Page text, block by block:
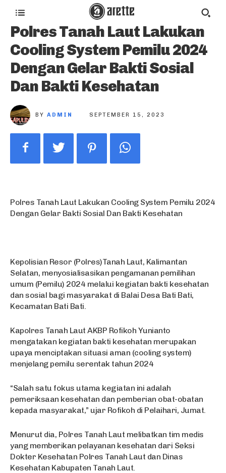
Polres Tanah Laut Lakukan
Cooling System Pemilu 2024
Dengan Gelar Bakti Sosial
Dan Bakti Kesehatan
BY ADMIN SEPTEMBER 15, 2023
Polres Tanah Laut Lakukan Cooling System Pemilu 2024
Dengan Gelar Bakti Sosial Dan Bakti Kesehatan
Kepolisian Resor (Polres)Tanah Laut, Kalimantan
Selatan, menyosialisasikan pengamanan pemilihan
umum (Pemilu) 2024 melalui kegiatan bakti kesehatan
dan sosial bagi masyarakat di Balai Desa Bati Bati,
Kecamatan Bati Bati.
Kapolres Tanah Laut AKBP Rofikoh Yunianto
mengatakan kegiatan bakti kesehatan merupakan
upaya menciptakan situasi aman (cooling system)
menjelang pemilu serentak tahun 2024
“Salah satu fokus utama kegiatan ini adalah
pemeriksaan kesehatan dan pemberian obat-obatan
kepada masyarakat,” ujar Rofikoh di Pelaihari, Jumat.
Menurut dia, Polres Tanah Laut melibatkan tim medis
yang memberikan pelayanan kesehatan dari Seksi
Dokter Kesehatan Polres Tanah Laut dan Dinas
Kesehatan Kabupaten Tanah Laut.